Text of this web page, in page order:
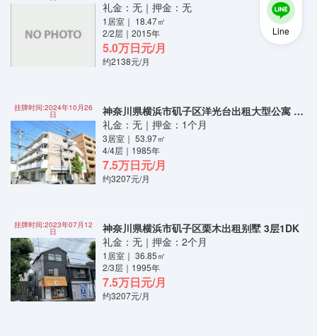
Line
礼金：无｜押金：无
1居室｜ 18.47㎡
2/2层｜2015年
5.0万日元/月
约2138元/月
挂牌时间:2024年10月26
日
神奈川県横浜市矶子区洋光台出租大型公寓 4层3DK
礼金：无｜押金：1个月
3居室｜ 53.97㎡
4/4层｜1985年
7.5万日元/月
约3207元/月
挂牌时间:2023年07月12
日
神奈川県横浜市矶子区栗木出租别墅 3层1DK
礼金：无｜押金：2个月
1居室｜ 36.85㎡
2/3层｜1995年
7.5万日元/月
约3207元/月